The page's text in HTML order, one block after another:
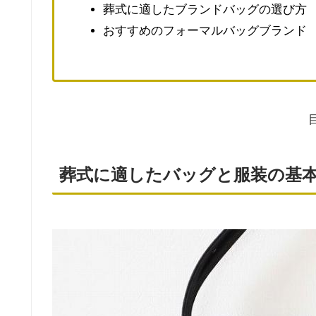
葬式に適したブランドバッグの選び方
おすすめのフォーマルバッグブランド
葬式に適したバッグと服装の基